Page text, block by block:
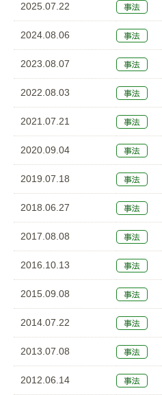
2025.07.22
2024.08.06
2023.08.07
2022.08.03
2021.07.21
2020.09.04
2019.07.18
2018.06.27
2017.08.08
2016.10.13
2015.09.08
2014.07.22
2013.07.08
2012.06.14